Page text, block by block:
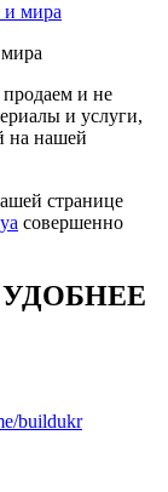
и не
и услуги,
на нашей
странице
совершенно
buildukr